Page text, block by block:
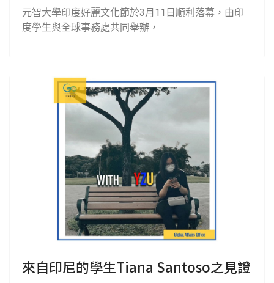
元智大學印度好麗文化節於3月11日順利落幕，由印
度學生與全球事務處共同舉辦，
來自印尼的學生Tiana Santoso之見證